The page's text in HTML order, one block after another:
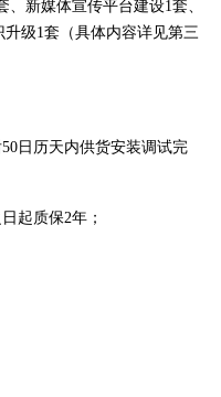
新媒体宣传平台建设1套、
级1套（具体内容详见第三
50日历天内供货安装调试完
起质保2年 ；